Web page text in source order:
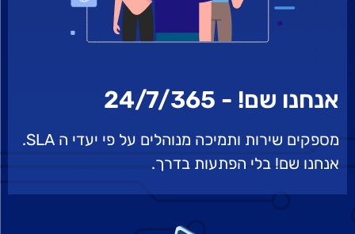
אנחנו שם! - 24/7/365
מספקים שירות ותמיכה מנוהלים על פי יעדי ה SLA.
אנחנו שם! בלי הפתעות בדרך.